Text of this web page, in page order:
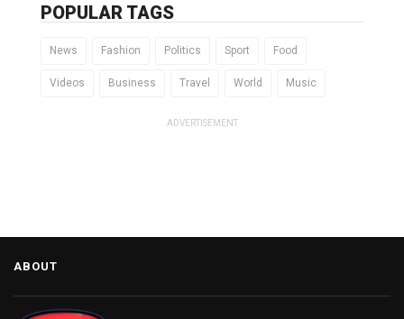
POPULAR TAGS
News Fashion Politics Sport Food
Videos Business Travel World Music
ADVERTISEMENT
ABOUT